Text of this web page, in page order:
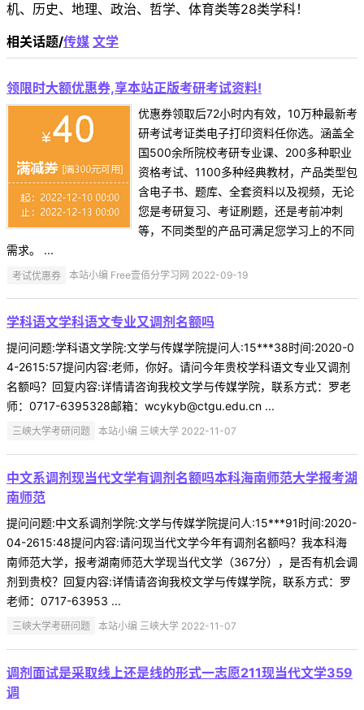
机、历史、地理、政治、哲学、体育类等28类学科！
相关话题/传媒 文学
领限时大额优惠券,享本站正版考研考试资料!
优惠券领取后72小时内有效，10万种最新考
研考试考证类电子打印资料任你选。涵盖全
国500余所院校考研专业课、200多种职业
资格考试、1100多种经典教材，产品类型包
含电子书、题库、全套资料以及视频，无论
您是考研复习、考证刷题，还是考前冲刺
等，不同类型的产品可满足您学习上的不同
需求。 ...
考试优惠券 本站小编 Free壹佰分学习网 2022-09-19
学科语文学科语文专业又调剂名额吗
提问问题:学科语文学院:文学与传媒学院提问人:15***38时间:2020-0
4-2615:57提问内容:老师，你好。请问今年贵校学科语文专业又调剂
名额吗？回复内容:详情请咨询我校文学与传媒学院，联系方式：罗老
师：0717-6395328邮箱：wcykyb@ctgu.edu.cn ...
三峡大学考研问题 本站小编 三峡大学 2022-11-07
中文系调剂现当代文学有调剂名额吗本科海南师范大学报考湖
南师范
提问问题:中文系调剂学院:文学与传媒学院提问人:15***91时间:2020-
04-2615:48提问内容:请问现当代文学今年有调剂名额吗？我本科海
南师范大学，报考湖南师范大学现当代文学（367分），是否有机会调
剂到贵校？回复内容:详情请咨询我校文学与传媒学院，联系方式：罗
老师：0717-63953 ...
三峡大学考研问题 本站小编 三峡大学 2022-11-07
调剂面试是采取线上还是线的形式一志愿211现当代文学359
调